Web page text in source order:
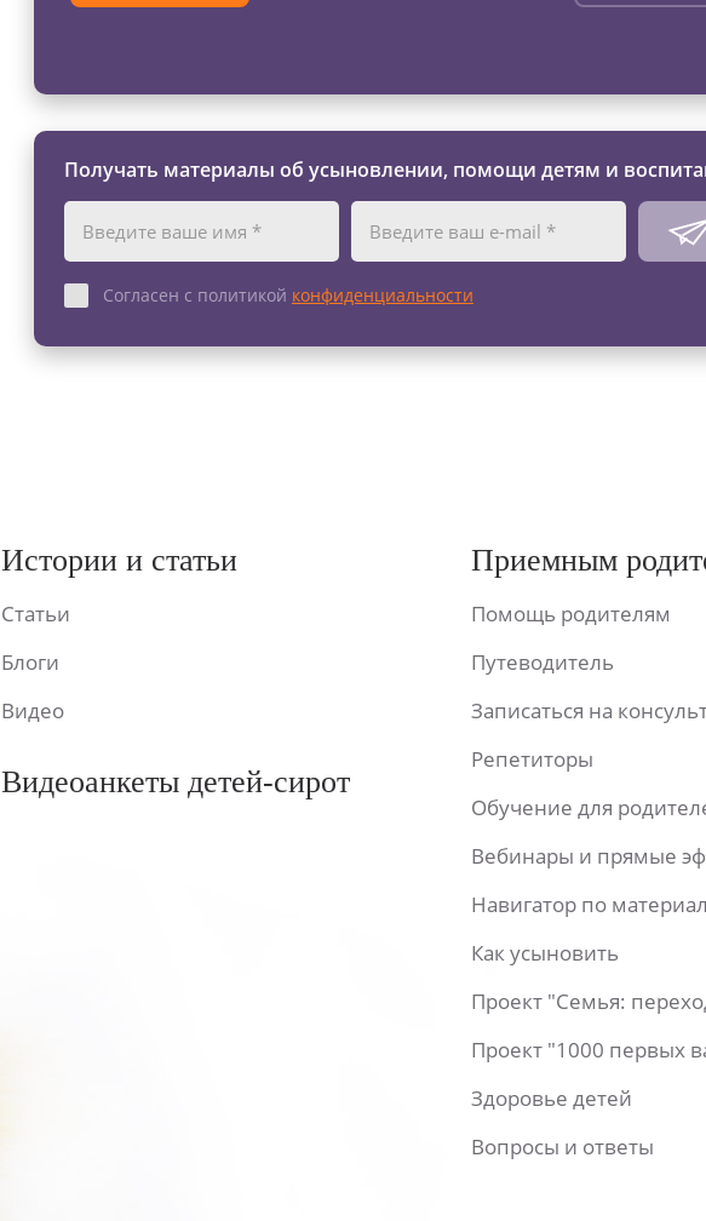
Получать материалы об усыновлении, помощи детям и
Согласен с политикой конфиденциальности
Истории и статьи
Статьи
Блоги
Видео
Видеоанкеты детей-сирот
Приемным
Помощь родителям
Путеводитель
Записаться на
Репетиторы
Обучение для
Вебинары и прямые
Навигатор по
Как усыновить
Проект "Семья:
Проект "1000 первых
Здоровье детей
Вопросы и ответы